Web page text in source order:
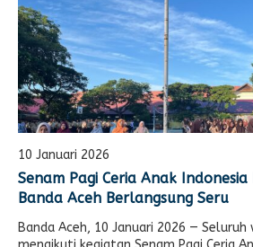
10 Januari 2026
Senam Pagi Ceria Anak
Banda Aceh Berlangsung Seru
Banda Aceh, 10 Januari 2026 —